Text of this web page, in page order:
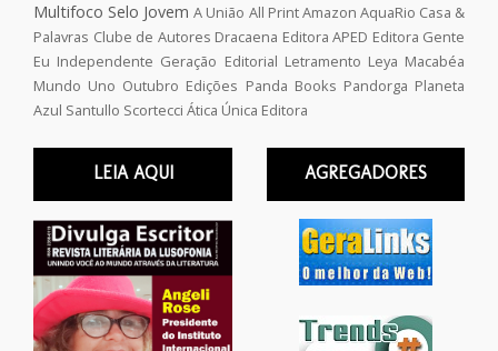
Multifoco Selo Jovem A União All PrintAmazon AquaRio Casa &
Palavras Clube de Autores Dracaena Editora APED Editora Gente
Eu Independente Geração Editorial Letramento Leya Macabéa
Mundo Uno Outubro Edições Panda Books Pandorga Planeta
Azul Santullo Scortecci Ática Única Editora
LEIA AQUI AGREGADORES